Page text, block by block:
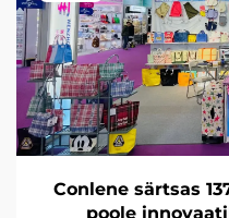
Conlene särtsas
poole